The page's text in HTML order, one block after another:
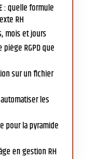
: quelle formule
RH
mois et jours
RGPD que
sur un fichier
les
pour la pyramide
en gestion RH